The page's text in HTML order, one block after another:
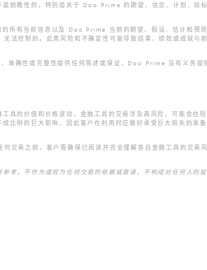
前瞻性的，特别是关于 Doo Prime 的期望、信念、计划、目
有当前信息以及 Doo Prime 当前的期望、假设、估计和预
法控制的。此类风险和不确定性可能导致结果、绩效或成就与
准确性或完整性提供任何陈述或保证，Doo Prime 没有义务提
具的价值和价格波动，金融工具的交易涉及高风险，可能会
比例的巨大影响，因此客户在利用时应做好承受巨大损失的准备
交易之前，客户需确保已阅读并完全理解各自金融工具的交
参考，不作为或视为任何交易的依据或邀请，不构成对任何人